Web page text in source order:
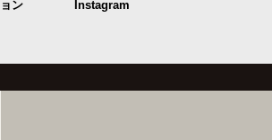
ン
Instagram